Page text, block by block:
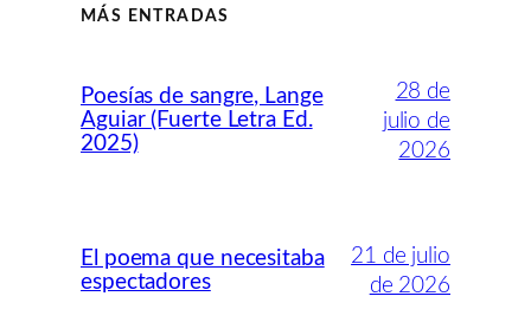
MÁS ENTRADAS
Poesías de sangre, Lange
Aguiar (Fuerte Letra Ed.
2025)
28 de
julio de
2026
El poema que necesitaba
espectadores
21 de julio
de 2026